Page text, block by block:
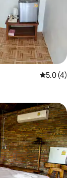
Penarafan
5.0 (4)